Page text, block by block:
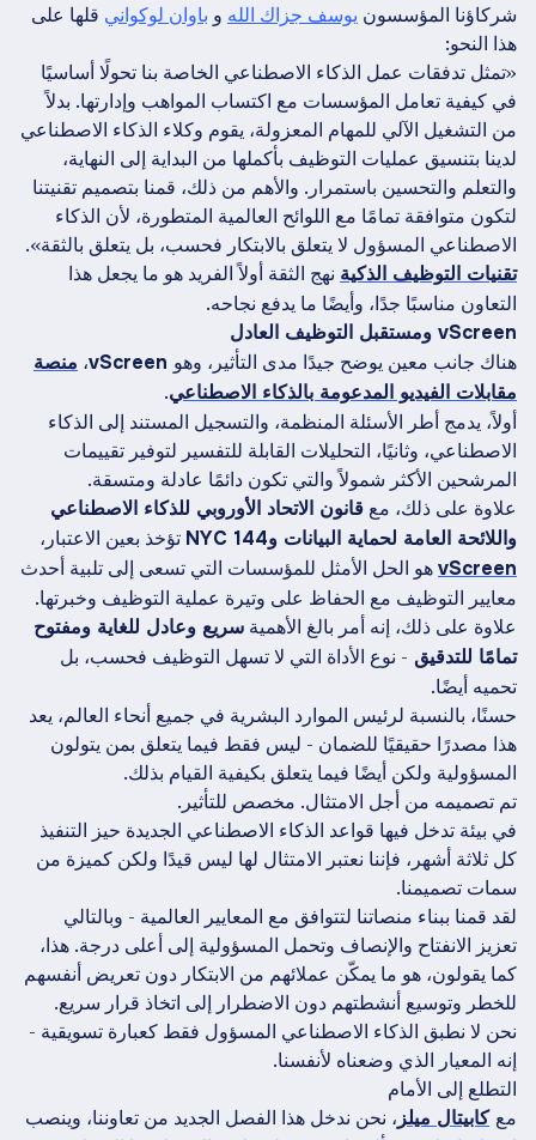
شركاؤنا المؤسسونيوسف جزاك اللهو باوان لوكوانيقلها على
هذا النحو:
«تمثل تدفقات عمل الذكاء الاصطناعي الخاصة بنا تحولًا أساسيًا
في كيفية تعامل المؤسسات مع اكتساب المواهب وإدارتها. بدلاً
من التشغيل الآلي للمهام المعزولة، يقوم وكلاء الذكاء الاصطناعي
لدينا بتنسيق عمليات التوظيف بأكملها من البداية إلى النهاية،
والتعلم والتحسين باستمرار. والأهم من ذلك، قمنا بتصميم تقنيتنا
لتكون متوافقة تمامًا مع اللوائح العالمية المتطورة، لأن الذكاء
الاصطناعي المسؤول لا يتعلق بالابتكار فحسب، بل يتعلق بالثقة».
تقنيات التوظيف الذكيةنهج الثقة أولاً الفريد هو ما يجعل هذا
التعاون مناسبًا جدًا، وأيضًا ما يدفع نجاحه.
vScreen ومستقبل التوظيف العادل
هناك جانب معين يوضح جيدًا مدى التأثير، وهوvScreen ،منصة
مقابلات الفيديو المدعومة بالذكاء الاصطناعي.
أولاً، يدمج أطر الأسئلة المنظمة، والتسجيل المستند إلى الذكاء
الاصطناعي، وثانيًا، التحليلات القابلة للتفسير لتوفير تقييمات
المرشحين الأكثر شمولاً والتي تكون دائمًا عادلة ومتسقة.
علاوة على ذلك، معقانون الاتحاد الأوروبي للذكاء الاصطناعي
واللائحة العامة لحماية البيانات وNYC 144
تؤخذ بعين الاعتبار،
vScreenهو الحل الأمثل للمؤسسات التي تسعى إلى تلبية أحدث
معايير التوظيف مع الحفاظ على وتيرة عملية التوظيف وخبرتها.
علاوة على ذلك، إنه أمر بالغ الأهميةسريع وعادل للغاية ومفتوح
تمامًا للتدقيق- نوع الأداة التي لا تسهل التوظيف فحسب، بل
تحميه أيضًا.
حسنًا، بالنسبة لرئيس الموارد البشرية في جميع أنحاء العالم، يعد
هذا مصدرًا حقيقيًا للضمان - ليس فقط فيما يتعلق بمن يتولون
المسؤولية ولكن أيضًا فيما يتعلق بكيفية القيام بذلك.
تم تصميمه من أجل الامتثال. مخصص للتأثير.
في بيئة تدخل فيها قواعد الذكاء الاصطناعي الجديدة حيز التنفيذ
كل ثلاثة أشهر، فإننا نعتبر الامتثال لها ليس قيدًا ولكن كميزة من
سمات تصميمنا.
لقد قمنا ببناء منصاتنا لتتوافق مع المعايير العالمية - وبالتالي
تعزيز الانفتاح والإنصاف وتحمل المسؤولية إلى أعلى درجة. هذا،
كما يقولون، هو ما يمكّن عملائهم من الابتكار دون تعريض أنفسهم
للخطر وتوسيع أنشطتهم دون الاضطرار إلى اتخاذ قرار سريع.
نحن لا نطبق الذكاء الاصطناعي المسؤول فقط كعبارة تسويقية -
إنه المعيار الذي وضعناه لأنفسنا.
التطلع إلى الأمام
مع كابيتال ميلز، نحن ندخل هذا الفصل الجديد من تعاوننا، وينصب